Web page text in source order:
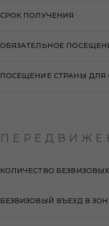
СРОК ПОЛУЧЕНИЯ
ОБЯЗАТЕЛЬНОЕ
ПОСЕЩЕНИЕ СТРАНЫ ДЛЯ
КОЛИЧЕСТВО
БЕЗВИЗОВЫЙ ВЪЕЗД В